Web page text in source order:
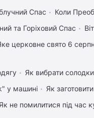
Спас Коли
та Горіховий Спас
церковне свято 6
Як вибрати
у машині
Як
не помилитися під час